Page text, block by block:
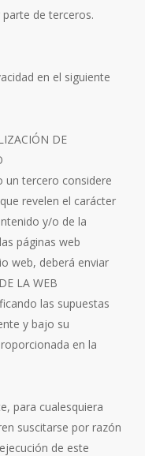
de terceros.
en el siguiente
DE
un tercero considere
revelen el carácter
y/o de la
páginas web
web, deberá enviar
LA WEB
las supuestas
y bajo su
en la
para cualesquiera
suscitarse por razón
de este